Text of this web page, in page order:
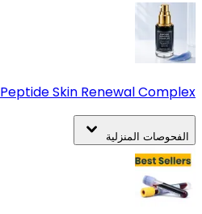
Peptide Skin Renewal Complex
الفحوصات المنزلية